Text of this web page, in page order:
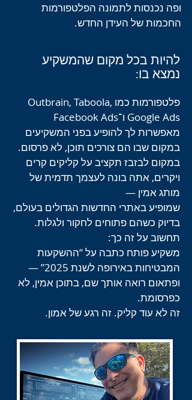
ופה נכנסות לתמונה הפלטפורמות
החכמות של העידן החדש.
להיות בכל מקום שהמשקיע
נמצא בו:
פלטפורמות כמו Outbrain, Taboola,
Google Ads ו־Facebook Ads
מאפשרות לך להופיע בפני המשקיעים
במקום שבו הם צורכים תוכן, לא פרסום.
במקום לבזבז תקציב על קליקים קרים
ויקרים, אתה בונה לעצמך תדמית של
מותג אמין —
שמופיע באתרי החדשות הגדולים בעולם,
בדיוק כשהם פתוחים לחקור ולגלות.
תחשוב על זה כך:
משקיע פותח כתבה על “ההשקעות
המבטיחות באירופה לשנת 2025” —
ופתאום רואה אותך שם, בתוכן אמין, לא
כפרסומת.
זה לא עוד קליק. זה רגע של אמון.